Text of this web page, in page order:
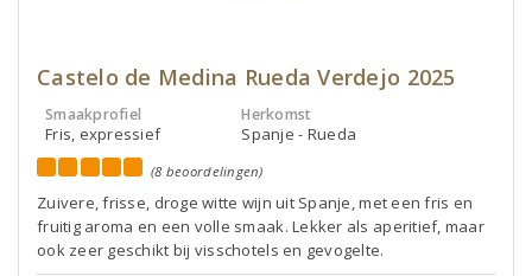
Castelo de Medina Rueda Verdejo 2025
Smaakprofiel
Fris, expressief
Herkomst
Spanje - Rueda
(8 beoordelingen)
Zuivere, frisse, droge witte wijn uit Spanje, met een fris en
fruitig aroma en een volle smaak. Lekker als aperitief, maar
ook zeer geschikt bij visschotels en gevogelte.